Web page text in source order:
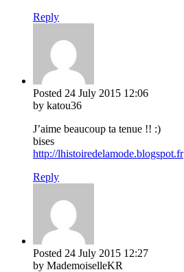
Reply
Posted 24 July 2015 12:06
by katou36
J’aime beaucoup ta tenue !! :)
bises
http://lhistoiredelamode.blogspot.fr
Reply
Posted 24 July 2015 12:27
by MademoiselleKR